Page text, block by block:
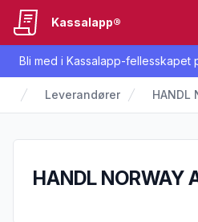
Bli med i Kassalapp-fellesskapet
Kassalapp®
Leverandører HANDL
HANDL NORWAY